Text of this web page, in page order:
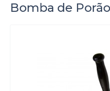
Bomba de